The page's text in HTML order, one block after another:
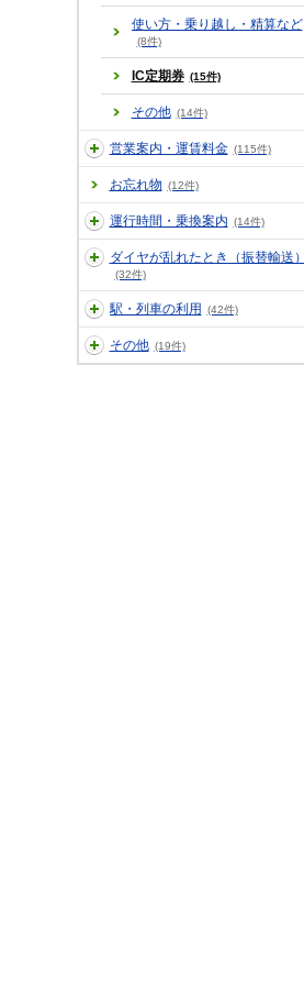
使い方・乗り越し・精算など
(8件)
IC定期券 (15件)
その他 (14件)
営業案内・運賃料金 (115件)
お忘れ物 (12件)
運行時間・乗換案内 (14件)
ダイヤが乱れたとき（振替輸送）
(32件)
駅・列車の利用 (42件)
その他 (19件)